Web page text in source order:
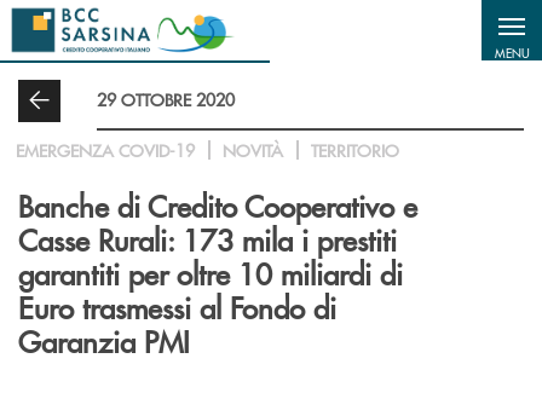
Salta al contenuto principale
MENU
29 OTTOBRE 2020
EMERGENZA COVID-19 NOVITÀ TERRITORIO
Banche di Credito Cooperativo e
Casse Rurali: 173 mila i prestiti
garantiti per oltre 10 miliardi di
Euro trasmessi al Fondo di
Garanzia PMI